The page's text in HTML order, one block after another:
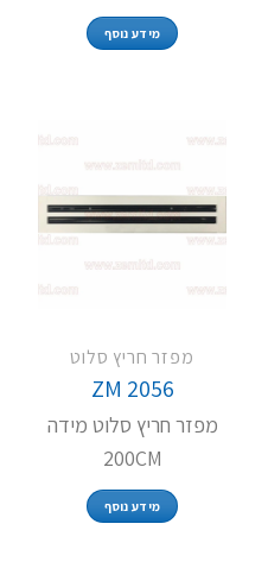
מידע נוסף
מפזר חריץ סלוט
ZM 2056
מפזר חריץ סלוט מידה
200CM
מידע נוסף